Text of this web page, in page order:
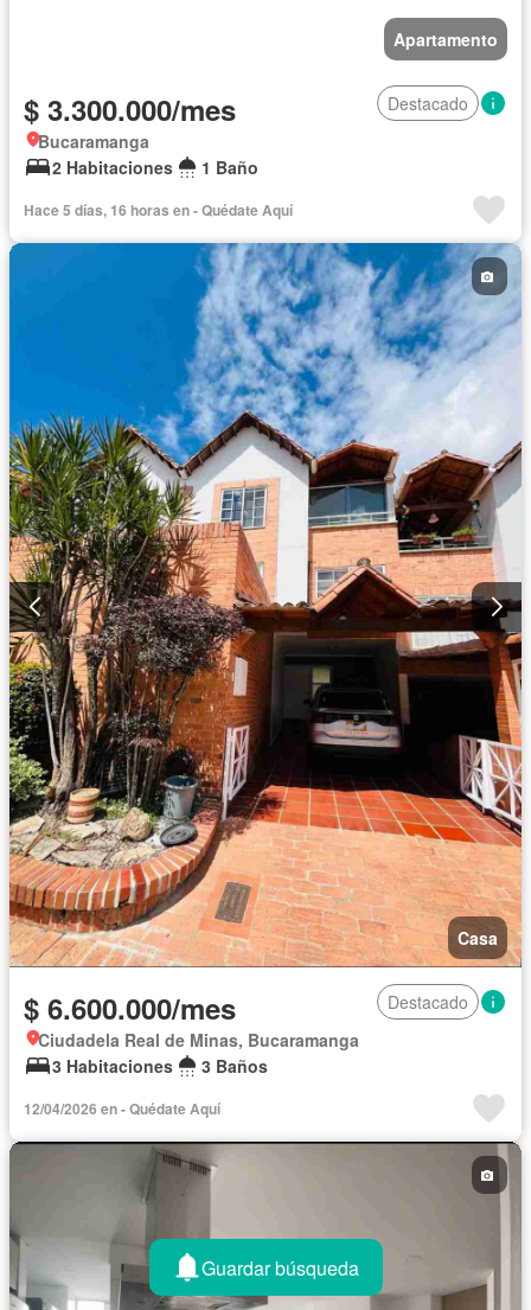
Apartamento
$ 3.300.000/mes
Destacado
Bucaramanga
2 Habitaciones
1 Baño
Hace 5 días, 16 horas en - Quédate Aquí
Casa
$ 6.600.000/mes
Destacado
Ciudadela Real de Minas, Bucaramanga
3 Habitaciones
3 Baños
12/04/2026 en - Quédate Aquí
Guardar búsqueda